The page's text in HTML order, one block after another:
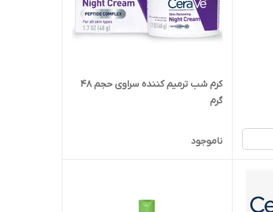
کرم شب ترمیم کننده سراوی حجم 48
گرم
ناموجود